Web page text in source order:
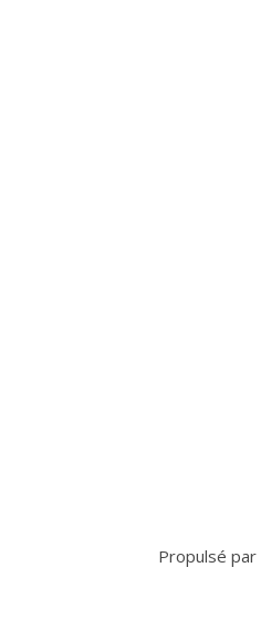
Propulsé par